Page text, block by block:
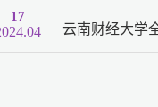
17
云南财经大学